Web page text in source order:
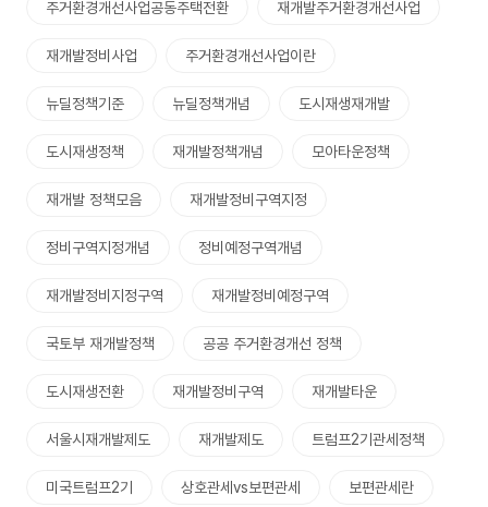
주거환경개선사업공동주택전환 재개발주거환경개선사업
재개발정비사업 주거환경개선사업이란
뉴딜정책기준 뉴딜정책개념 도시재생재개발
도시재생정책 재개발정책개념 모아타운정책
재개발 정책모음 재개발정비구역지정
정비구역지정개념 정비예정구역개념
재개발정비지정구역 재개발정비예정구역
국토부 재개발정책 공공 주거환경개선 정책
도시재생전환 재개발정비구역 재개발타운
서울시재개발제도 재개발제도 트럼프2기관세정책
미국트럼프2기 상호관세vs보편관세 보편관세란